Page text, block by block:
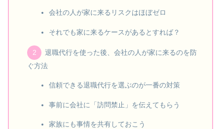
会社の人が家に来るリスクはほぼゼロ
それでも家に来るケースがあるとすれば？
退職代行を使った後、会社の人が家に来るのを防
ぐ方法
信頼できる退職代行を選ぶのが一番の対策
事前に会社に「訪問禁止」を伝えてもらう
家族にも事情を共有しておこう